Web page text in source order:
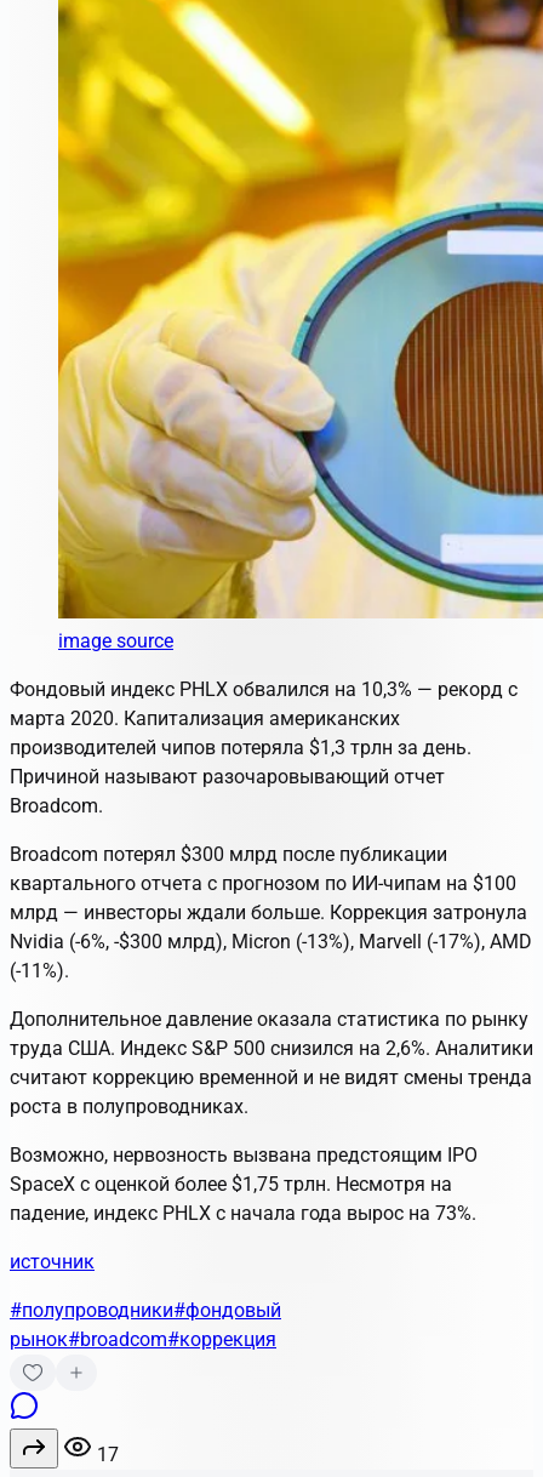
image source
Фондовый индекс PHLX обвалился на 10,3% — рекорд с
марта 2020. Капитализация американских
производителей чипов потеряла $1,3 трлн за день.
Причиной называют разочаровывающий отчет
Broadcom.
Broadcom потерял $300 млрд после публикации
квартального отчета с прогнозом по ИИ-чипам на $100
млрд — инвесторы ждали больше. Коррекция затронула
Nvidia (-6%, -$300 млрд), Micron (-13%), Marvell (-17%), AMD
(-11%).
Дополнительное давление оказала статистика по рынку
труда США. Индекс S&P 500 снизился на 2,6%. Аналитики
считают коррекцию временной и не видят смены тренда
роста в полупроводниках.
Возможно, нервозность вызвана предстоящим IPO
SpaceX с оценкой более $1,75 трлн. Несмотря на
падение, индекс PHLX с начала года вырос на 73%.
источник
#полупроводники#фондовый
рынок#broadcom#коррекция
17